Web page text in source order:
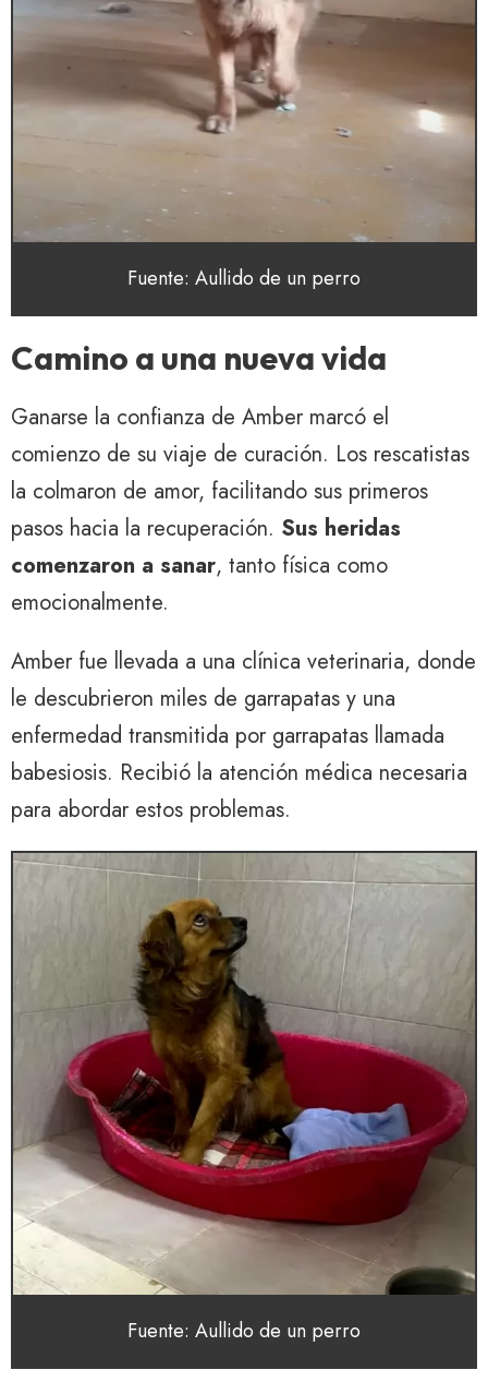
Fuente: Aullido de un perro
Camino a una nueva vida
Ganarse la confianza de Amber marcó el
comienzo de su viaje de curación. Los rescatistas
la colmaron de amor, facilitando sus primeros
pasos hacia la recuperación. Sus heridas
comenzaron a sanar, tanto física como
emocionalmente.
Amber fue llevada a una clínica veterinaria, donde
le descubrieron miles de garrapatas y una
enfermedad transmitida por garrapatas llamada
babesiosis. Recibió la atención médica necesaria
para abordar estos problemas.
Fuente: Aullido de un perro